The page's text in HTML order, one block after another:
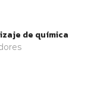
de química